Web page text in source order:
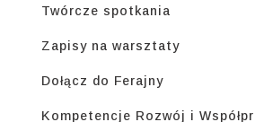
Twórcze spotkania
Zapisy na warsztaty
Dołącz do Ferajny
Kompetencje Rozwój i